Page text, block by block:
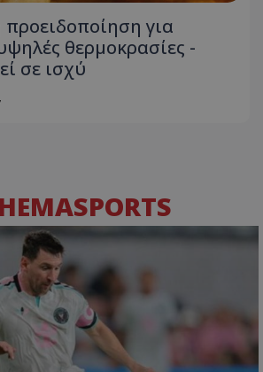
προειδοποίηση για
θερμοκρασίες -
σε ισχύ